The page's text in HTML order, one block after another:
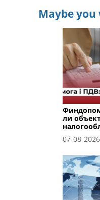
Maybe
ли
07-08-2026